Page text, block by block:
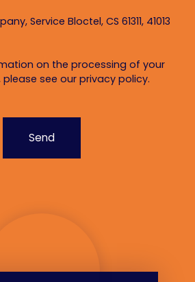
Service Bloctel, CS 61311, 41013
on the processing of your
see our privacy policy.
Send